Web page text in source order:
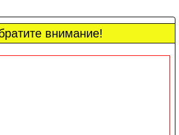
внимание!